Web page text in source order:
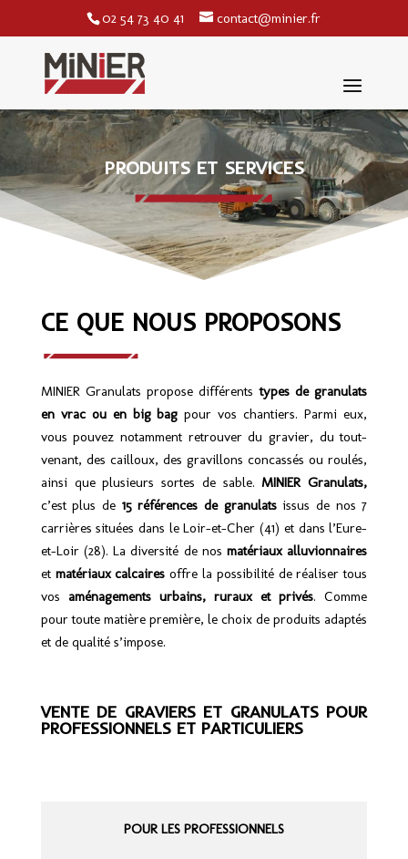
02 54 73 40 41 contact@minier.fr
PRODUITS ET SERVICES
CE QUE NOUS PROPOSONS
MINIER Granulats propose différentstypes de granulats
en vrac ou en big bagpour vos chantiers. Parmi eux,
vous pouvez notamment retrouver du gravier, du tout-
venant, des cailloux, des gravillons concassés ou roulés,
ainsi que plusieurs sortes de sable.MINIER Granulats,
c’est plus de 15 références de granulatsissus de nos 7
carrières situées dans le Loir-et-Cher (41) et dans l’Eure-
et-Loir (28). La diversité de nos matériaux alluvionnaires
et matériaux calcaires offre la possibilité de réaliser tous
vos aménagements urbains, ruraux et privés. Comme
pour toute matière première, le choix de produits adaptés
et de qualité s’impose.
VENTE DE GRAVIERS ET GRANULATS POUR
PROFESSIONNELS ET PARTICULIERS
POUR LES PROFESSIONNELS